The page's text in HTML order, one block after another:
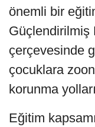
önemli bir
Güçlendirilmiş
çerçevesinde
çocuklara
korunma
Eğitim